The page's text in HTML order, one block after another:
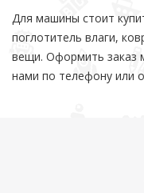
Для машины стоит
поглотитель влаги,
вещи. Оформить заказ
нами по телефону или